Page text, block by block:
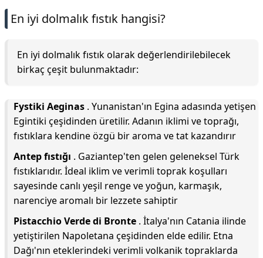
En iyi dolmalık fıstık hangisi?
En iyi dolmalık fıstık olarak değerlendirilebilecek
birkaç çeşit bulunmaktadır:
Fystiki Aeginas . Yunanistan'ın Egina adasında yetişen
Egintiki çeşidinden üretilir. Adanın iklimi ve toprağı,
fıstıklara kendine özgü bir aroma ve tat kazandırır
Antep fıstığı . Gaziantep'ten gelen geleneksel Türk
fıstıklarıdır. İdeal iklim ve verimli toprak koşulları
sayesinde canlı yeşil renge ve yoğun, karmaşık,
narenciye aromalı bir lezzete sahiptir
Pistacchio Verde di Bronte . İtalya'nın Catania ilinde
yetiştirilen Napoletana çeşidinden elde edilir. Etna
Dağı'nın eteklerindeki verimli volkanik topraklarda